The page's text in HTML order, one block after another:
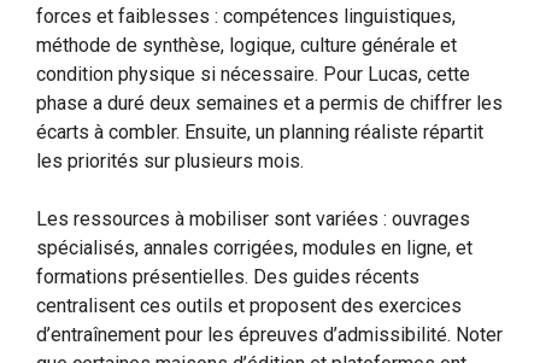
forces et faiblesses : compétences linguistiques,
méthode de synthèse, logique, culture générale et
condition physique si nécessaire. Pour Lucas, cette
phase a duré deux semaines et a permis de chiffrer les
écarts à combler. Ensuite, un planning réaliste répartit
les priorités sur plusieurs mois.
Les ressources à mobiliser sont variées : ouvrages
spécialisés, annales corrigées, modules en ligne, et
formations présentielles. Des guides récents
centralisent ces outils et proposent des exercices
d’entraînement pour les épreuves d’admissibilité. Noter